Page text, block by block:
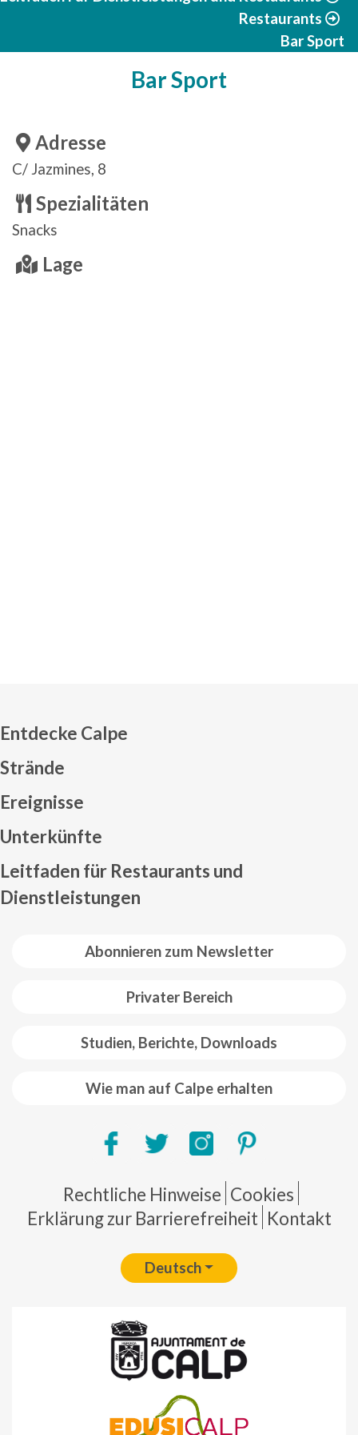
Restaurants
Bar Sport
Bar Sport
Adresse
C/ Jazmines, 8
Spezialitäten
Snacks
Lage
Abonnieren zum Newsletter
Privater Bereich
Studien, Berichte, Downloads
Wie man auf Calpe erhalten
Entdecke Calpe
Strände
Ereignisse
Unterkünfte
Leitfaden für Restaurants und
Dienstleistungen
Pie de página
Rechtliche Hinweise Cookies
Erklärung zur Barrierefreiheit Kontakt
Deutsch